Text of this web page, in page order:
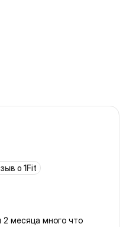
о 1Fit
2 месяца много что